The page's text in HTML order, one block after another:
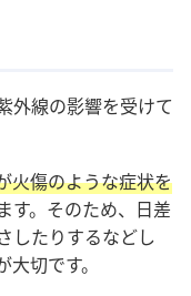
外線の影響を受けて
火傷のような症状を
す。そのため、日差
したりするなどし
切です。